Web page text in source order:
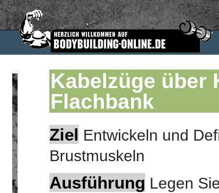
Kabelzüge über
Flachbank
Ziel Entwickeln und
Brustmuskeln
Ausführung Legen